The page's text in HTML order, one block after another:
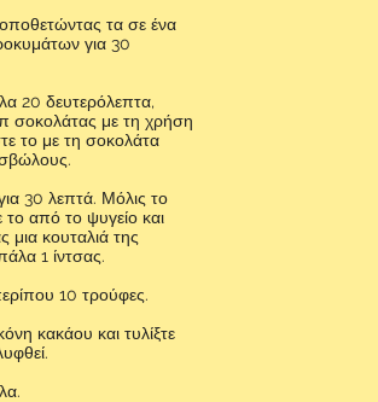
τα σε ένα
για 30
20 δευτερόλεπτα,
σοκολάτας με τη χρήση
το με τη σοκολάτα
σβώλους.
30 λεπτά. Μόλις το
το από το ψυγείο και
μια κουταλιά της
1 ίντσας.
10 τρούφες.
κακάου και τυλίξτε